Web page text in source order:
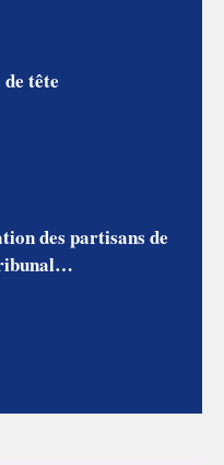
tête
des partisans de